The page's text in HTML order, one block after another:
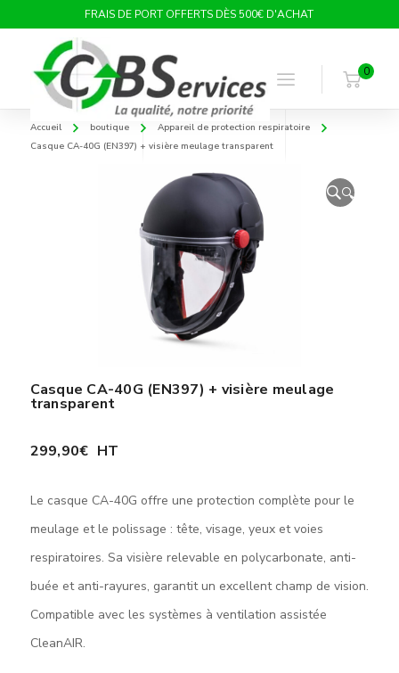
FRAIS DE PORT OFFERTS DÈS 500€ D'ACHAT
0
Accueil boutique
Appareil de protection respiratoire
Casque CA-40G (EN397) + visière meulage transparent
🔍
Casque CA-40G (EN397) + visière meulage
transparent
299,90€ HT
Le casque CA-40G offre une protection complète pour le
meulage et le polissage : tête, visage, yeux et voies
respiratoires. Sa visière relevable en polycarbonate, anti-
buée et anti-rayures, garantit un excellent champ de vision.
Compatible avec les systèmes à ventilation assistée
CleanAIR.